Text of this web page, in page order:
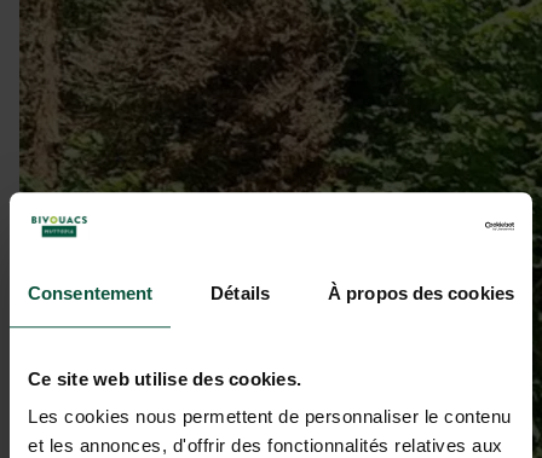
Consentement Détails À propos des cookies
Ce site web utilise des cookies.
Les cookies nous permettent de personnaliser le contenu
et les annonces, d'offrir des fonctionnalités relatives aux